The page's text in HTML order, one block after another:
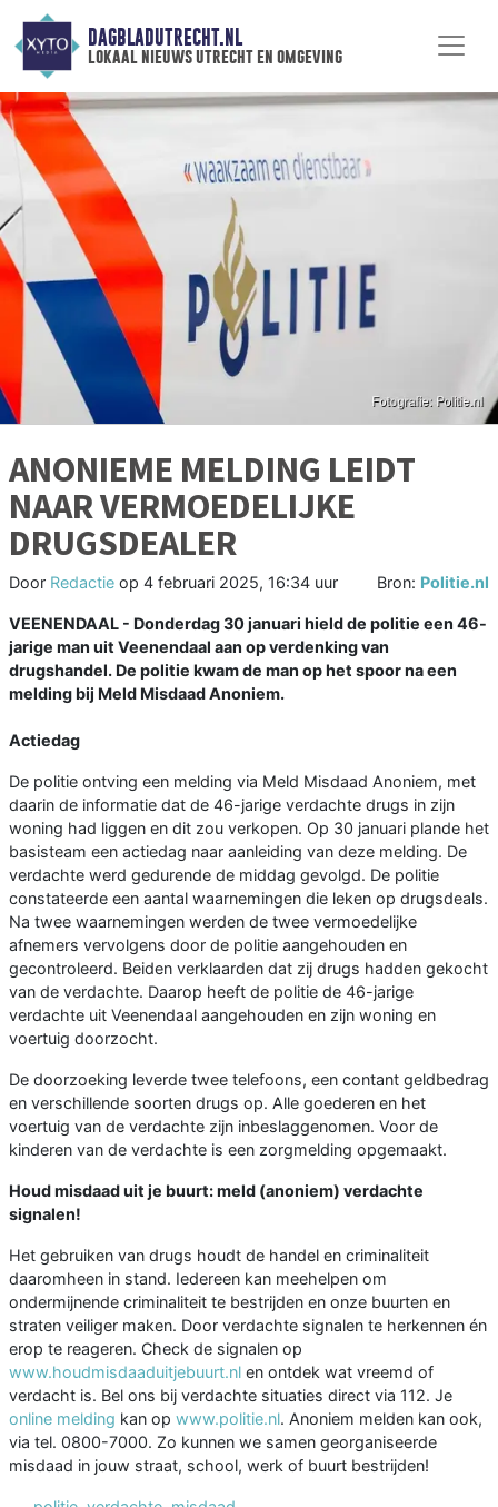
DAGBLADUTRECHT.NL
lokaal nieuws utrecht en omgeving
ANONIEME MELDING LEIDT
NAAR VERMOEDELIJKE
DRUGSDEALER
Door Redactie op 4 februari 2025, 16:34 uur Bron: Politie.nl
VEENENDAAL - Donderdag 30 januari hield de politie een 46-
jarige man uit Veenendaal aan op verdenking van
drugshandel. De politie kwam de man op het spoor na een
melding bij Meld Misdaad Anoniem.
Actiedag
De politie ontving een melding via Meld Misdaad Anoniem, met
daarin de informatie dat de 46-jarige verdachte drugs in zijn
woning had liggen en dit zou verkopen. Op 30 januari plande het
basisteam een actiedag naar aanleiding van deze melding. De
verdachte werd gedurende de middag gevolgd. De politie
constateerde een aantal waarnemingen die leken op drugsdeals.
Na twee waarnemingen werden de twee vermoedelijke
afnemers vervolgens door de politie aangehouden en
gecontroleerd. Beiden verklaarden dat zij drugs hadden gekocht
van de verdachte. Daarop heeft de politie de 46-jarige
verdachte uit Veenendaal aangehouden en zijn woning en
voertuig doorzocht.
De doorzoeking leverde twee telefoons, een contant geldbedrag
en verschillende soorten drugs op. Alle goederen en het
voertuig van de verdachte zijn inbeslaggenomen. Voor de
kinderen van de verdachte is een zorgmelding opgemaakt.
Houd misdaad uit je buurt: meld (anoniem) verdachte
signalen!
Het gebruiken van drugs houdt de handel en criminaliteit
daaromheen in stand. Iedereen kan meehelpen om
ondermijnende criminaliteit te bestrijden en onze buurten en
straten veiliger maken. Door verdachte signalen te herkennen én
erop te reageren. Check de signalen op
www.houdmisdaaduitjebuurt.nl en ontdek wat vreemd of
verdacht is. Bel ons bij verdachte situaties direct via 112. Je
online melding kan op www.politie.nl. Anoniem melden kan ook,
via tel. 0800-7000. Zo kunnen we samen georganiseerde
misdaad in jouw straat, school, werk of buurt bestrijden!